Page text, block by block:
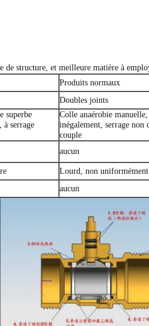
de structure, et meilleure matière à
Produits normaux
Doubles joints
superbe
à serrage
Colle anaérobie manuelle,
inégalement, serrage non
couple
aucun
Lourd, non uniformément
aucun